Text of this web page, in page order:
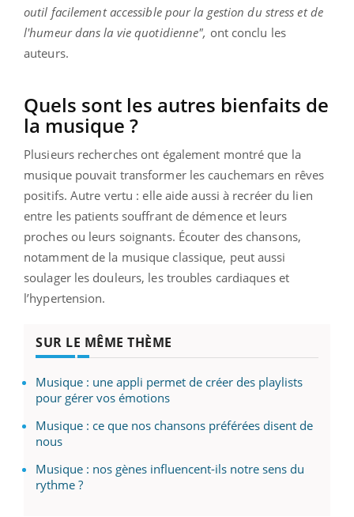
outil facilement accessible pour la gestion du stress et de
l'humeur dans la vie quotidienne", ont conclu les
auteurs.
Quels sont les autres bienfaits de
la musique ?
Plusieurs recherches ont également montré que la
musique pouvait transformer les cauchemars en rêves
positifs. Autre vertu : elle aide aussi à recréer du lien
entre les patients souffrant de démence et leurs
proches ou leurs soignants. Écouter des chansons,
notamment de la musique classique, peut aussi
soulager les douleurs, les troubles cardiaques et
l’hypertension.
SUR LE MÊME THÈME
Musique : une appli permet de créer des playlists
pour gérer vos émotions
Musique : ce que nos chansons préférées disent de
nous
Musique : nos gènes influencent-ils notre sens du
rythme ?